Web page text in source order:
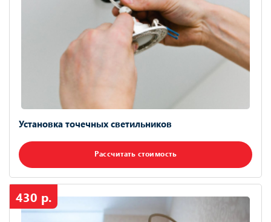
Установка точечных светильников
Рассчитать стоимость
430 р.